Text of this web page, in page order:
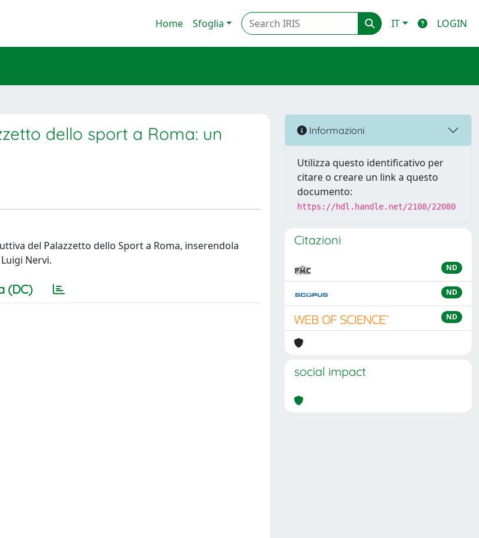
Home Sfoglia IT LOGIN
dello sport a Roma: un
del Palazzetto dello Sport a Roma, inserendola
Nervi.
(DC)
Informazioni
Utilizza questo identificativo per
citare o creare un link a questo
documento:
https://hdl.handle.net/2108/22080
Citazioni
ND
ND
ND
social impact